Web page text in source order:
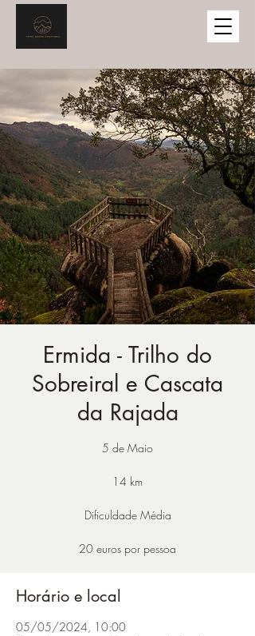
Ermida - Trilho do
Sobreiral e Cascata
da Rajada
5 de Maio
14 km
Dificuldade Média
20 euros por pessoa
Horário e local
05/05/2024, 10:00